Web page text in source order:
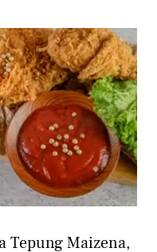
Tepung Maizena,